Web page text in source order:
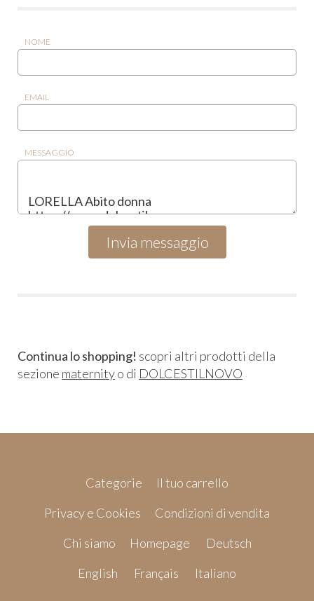
NOME
EMAIL
MESSAGGIO
Continua lo shopping! scopri altri prodotti della
sezione maternityo di DOLCESTILNOVO
Categorie
Il tuo carrello
Privacy e Cookies
Condizioni di vendita
Chi siamo
Homepage
Deutsch
English
Français Italiano